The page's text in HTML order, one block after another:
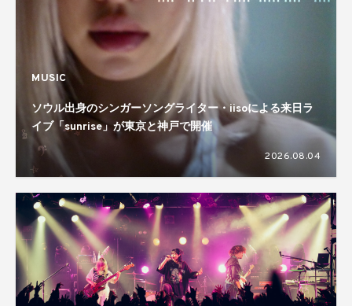
MUSIC
ソウル出身のシンガーソングライター・iisoによる来日ラ
イブ「sunrise」が東京と神戸で開催
2026.08.04